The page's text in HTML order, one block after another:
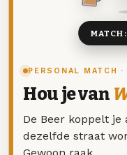
PERSONAL MATCH
Hou je van
De Beer koppelt
dezelfde straat
MATCH: